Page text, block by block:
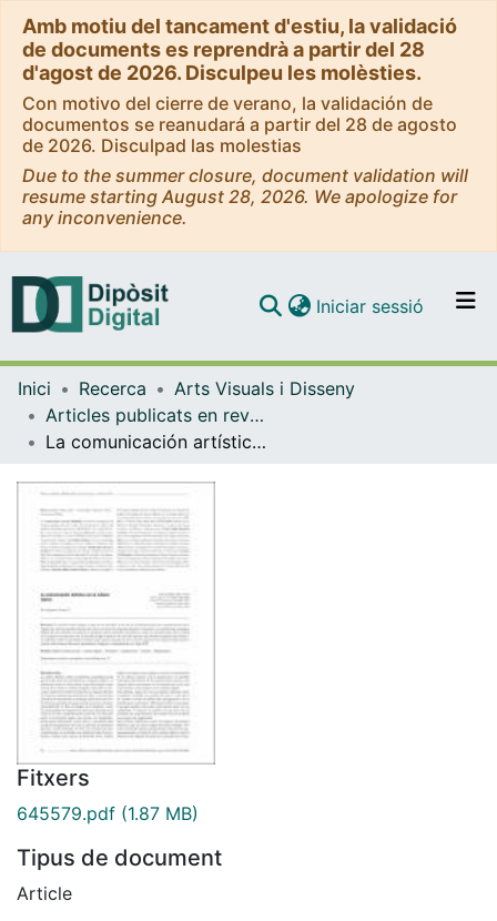
Amb motiu del tancament d'estiu, la validació
de documents es reprendrà a partir del 28
d'agost de 2026. Disculpeu les molèsties.
Con motivo del cierre de verano, la validación de
documentos se reanudará a partir del 28 de agosto
de 2026. Disculpad las molestias
Due to the summer closure, document validation will
resume starting August 28, 2026. We apologize for
any inconvenience.
Navega per tot el DD
Com publicar
Iniciar sessió (current)
Inici Recerca
Arts Visuals i Disseny
Articles publicats en revistes (Arts Visuals i Disseny)
La comunicación artística en la cultura digital
Fitxers
645579.pdf (1.87 MB)
Tipus de document
Article